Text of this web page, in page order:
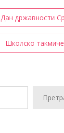
Дан државности
Школско